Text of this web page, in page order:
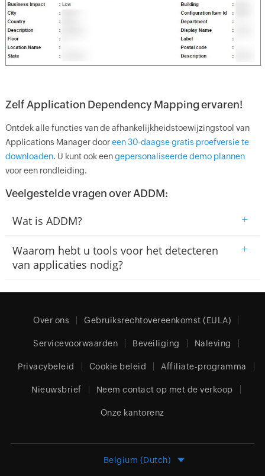
Zelf Application Dependency Mapping ervaren!
Ontdek alle functies van de afhankelijkheidstoewijzingstool van
Applications Manager dooreen 30-daagse gratis proefversie te
downloaden. U kunt ook eengepersonaliseerde demo plannen
voor een rondleiding.
Veelgestelde vragen over ADDM:
Wat is ADDM? +
Waarom hebt u tools voor het detecteren
van applicaties nodig?
+
Over ons Gebruiksrechtovereenkomst (EULA)
Servicevoorwaarden Beveiliging Naleving
Privacybeleid Cookie beleid Affiliate-programma
Nieuwsbrief Neem contact op met de verkoop
Onze kantorenz
Belgium (Dutch)